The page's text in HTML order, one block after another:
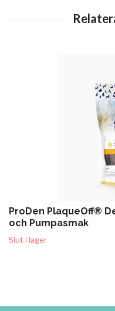
ProDen PlaqueOff®
och Pumpasmak
Slut i lager